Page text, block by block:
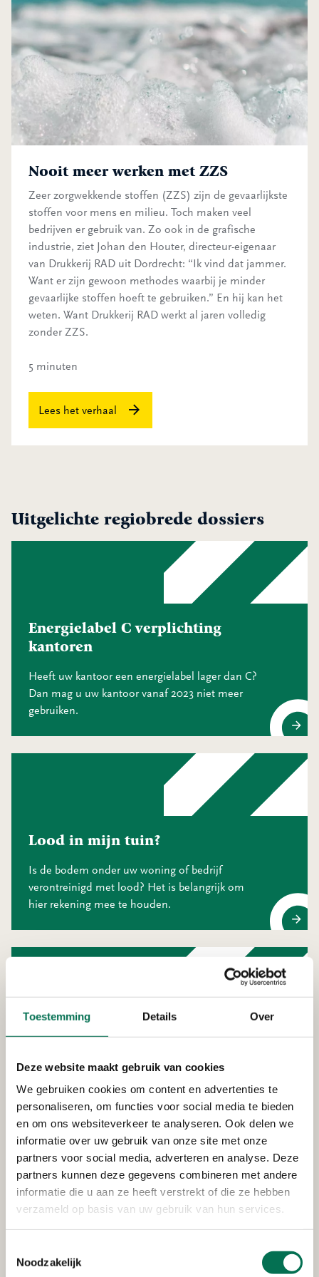
Toestemming Details Over
Deze website maakt gebruik van cookies
We gebruiken cookies om content en advertenties te
personaliseren, om functies voor social media te bieden
en om ons websiteverkeer te analyseren. Ook delen we
informatie over uw gebruik van onze site met onze
partners voor social media, adverteren en analyse. Deze
partners kunnen deze gegevens combineren met andere
informatie die u aan ze heeft verstrekt of die ze hebben
verzameld op basis van uw gebruik van hun services.
Noodzakelijk
Nooit meer werken met ZZS
Zeer zorgwekkende stoffen (ZZS) zijn de gevaarlijkste
stoffen voor mens en milieu. Toch maken veel
bedrijven er gebruik van. Zo ook in de grafische
industrie, ziet Johan den Houter, directeur-eigenaar
van Drukkerij RAD uit Dordrecht: “Ik vind dat jammer.
Want er zijn gewoon methodes waarbij je minder
gevaarlijke stoffen hoeft te gebruiken.” En hij kan het
weten. Want Drukkerij RAD werkt al jaren volledig
zonder ZZS.
5 minuten
Lees het verhaal
Uitgelichte regiobrede dossiers
Energielabel C verplichting
kantoren
Heeft uw kantoor een energielabel lager dan C?
Dan mag u uw kantoor vanaf 2023 niet meer
gebruiken.
Lood in mijn tuin?
Is de bodem onder uw woning of bedrijf
verontreinigd met lood? Het is belangrijk om
hier rekening mee te houden.
Wet kwaliteitsborging voor het
Wat betekent de wet voor u? Met de Wkb
verbetert de bouwkwaliteit en is er meer
controle tijdens de bouw.
Wet kwaliteitsborging voor het bouwen (Wkb)